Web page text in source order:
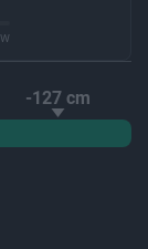
-127 cm